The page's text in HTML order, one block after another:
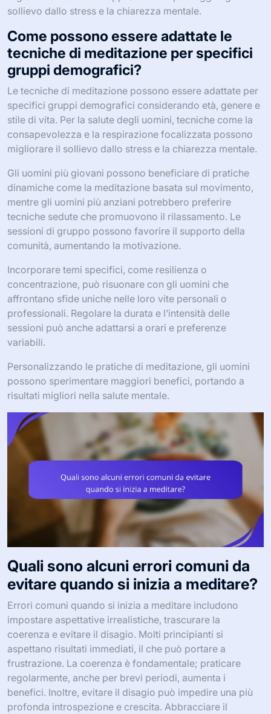
sollievo dallo stress e la chiarezza mentale.
Come possono essere adattate le
tecniche di meditazione per specifici
gruppi demografici?
Le tecniche di meditazione possono essere adattate per
specifici gruppi demografici considerando età, genere e
stile di vita. Per la salute degli uomini, tecniche come la
consapevolezza e la respirazione focalizzata possono
migliorare il sollievo dallo stress e la chiarezza mentale.
Gli uomini più giovani possono beneficiare di pratiche
dinamiche come la meditazione basata sul movimento,
mentre gli uomini più anziani potrebbero preferire
tecniche sedute che promuovono il rilassamento. Le
sessioni di gruppo possono favorire il supporto della
comunità, aumentando la motivazione.
Incorporare temi specifici, come resilienza o
concentrazione, può risuonare con gli uomini che
affrontano sfide uniche nelle loro vite personali o
professionali. Regolare la durata e l’intensità delle
sessioni può anche adattarsi a orari e preferenze
variabili.
Personalizzando le pratiche di meditazione, gli uomini
possono sperimentare maggiori benefici, portando a
risultati migliori nella salute mentale.
Quali sono alcuni errori comuni da
evitare quando si inizia a meditare?
Errori comuni quando si inizia a meditare includono
impostare aspettative irrealistiche, trascurare la
coerenza e evitare il disagio. Molti principianti si
aspettano risultati immediati, il che può portare a
frustrazione. La coerenza è fondamentale; praticare
regolarmente, anche per brevi periodi, aumenta i
benefici. Inoltre, evitare il disagio può impedire una più
profonda introspezione e crescita. Abbracciare il